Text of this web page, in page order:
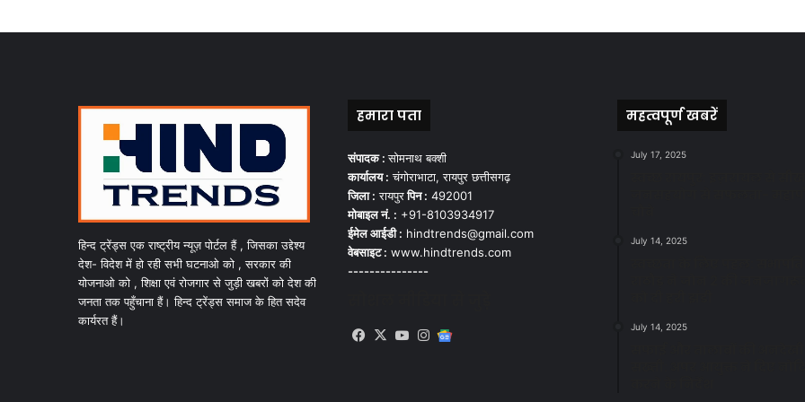
हिन्द ट्रेंड्स एक राष्ट्रीय न्यूज़ पोर्टल हैं , जिसका उद्देश्य
देश- विदेश में हो रही सभी घटनाओ को , सरकार की
योजनाओ को , शिक्षा एवं रोजगार से जुड़ी खबरों को देश की
जनता तक पहुँचाना हैं। हिन्द ट्रेंड्स समाज के हित सदेव
कार्यरत हैं।
हमारा पता
संपादक :सोमनाथ बक्शी
कार्यालय : चंगोराभाटा, रायपुर छत्तीसगढ़
जिला : रायपुरपिन : 492001
मोबाइल नं. : +91-8103934917
ईमेल आईडी : hindtrends@gmail.com
वेबसाइट : www.hindtrends.com
---------------
Facebook
X YouTubeInstagram
महत्वपूर्ण खबरें
July 17, 2025
July 14, 2025
July 14, 2025